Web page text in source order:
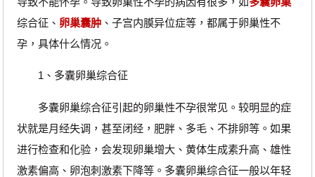
综合征、 卵巢囊肿、子宫内膜异位症等，都属于卵巢性不
孕，具体什么情况。
1、多囊卵巢综合征
多囊卵巢综合征引起的卵巢性不孕很常见。较明显的症
状就是月经失调，甚至闭经，肥胖、多毛、不排卵等。如果
进行检查和化验，会发现卵巢增大、黄体生成素升高、雄性
激素偏高、卵泡刺激素下降等。多囊卵巢综合征一般以年轻